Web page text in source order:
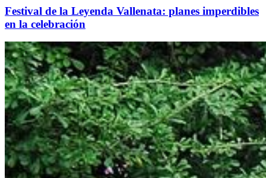
Festival de la Leyenda Vallenata: planes imperdibles
en la celebración